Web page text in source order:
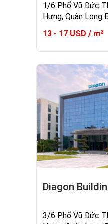
1/6 Phố Vũ Đức
Hưng, Quận Long
13 - 17 USD / m²
Diagon
3/6 Phố Vũ Đức